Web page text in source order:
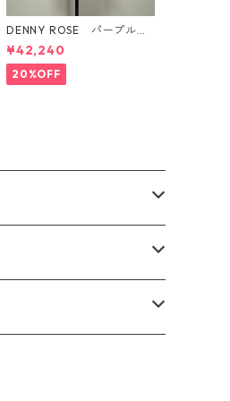
DENNY ROSE パープルレ
ースジャケット イタリア
製
¥42,240
20%OFF